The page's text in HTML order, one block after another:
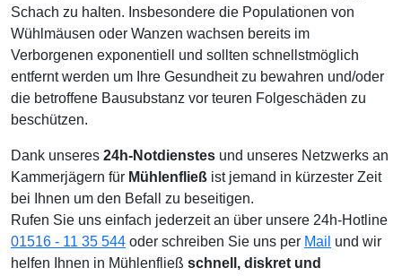
Schach zu halten. Insbesondere die Populationen von
Wühlmäusen oder Wanzen wachsen bereits im
Verborgenen exponentiell und sollten schnellstmöglich
entfernt werden um Ihre Gesundheit zu bewahren und/oder
die betroffene Bausubstanz vor teuren Folgeschäden zu
beschützen.
Dank unseres 24h-Notdienstes und unseres Netzwerks an
Kammerjägern für Mühlenfließ ist jemand in kürzester Zeit
bei Ihnen um den Befall zu beseitigen.
Rufen Sie uns einfach jederzeit an über unsere 24h-Hotline
01516 - 11 35 544 oder schreiben Sie uns per Mail und wir
helfen Ihnen in Mühlenfließ schnell, diskret und